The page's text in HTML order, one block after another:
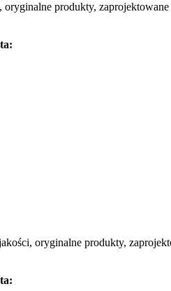
produkty,
oryginalne produkty,